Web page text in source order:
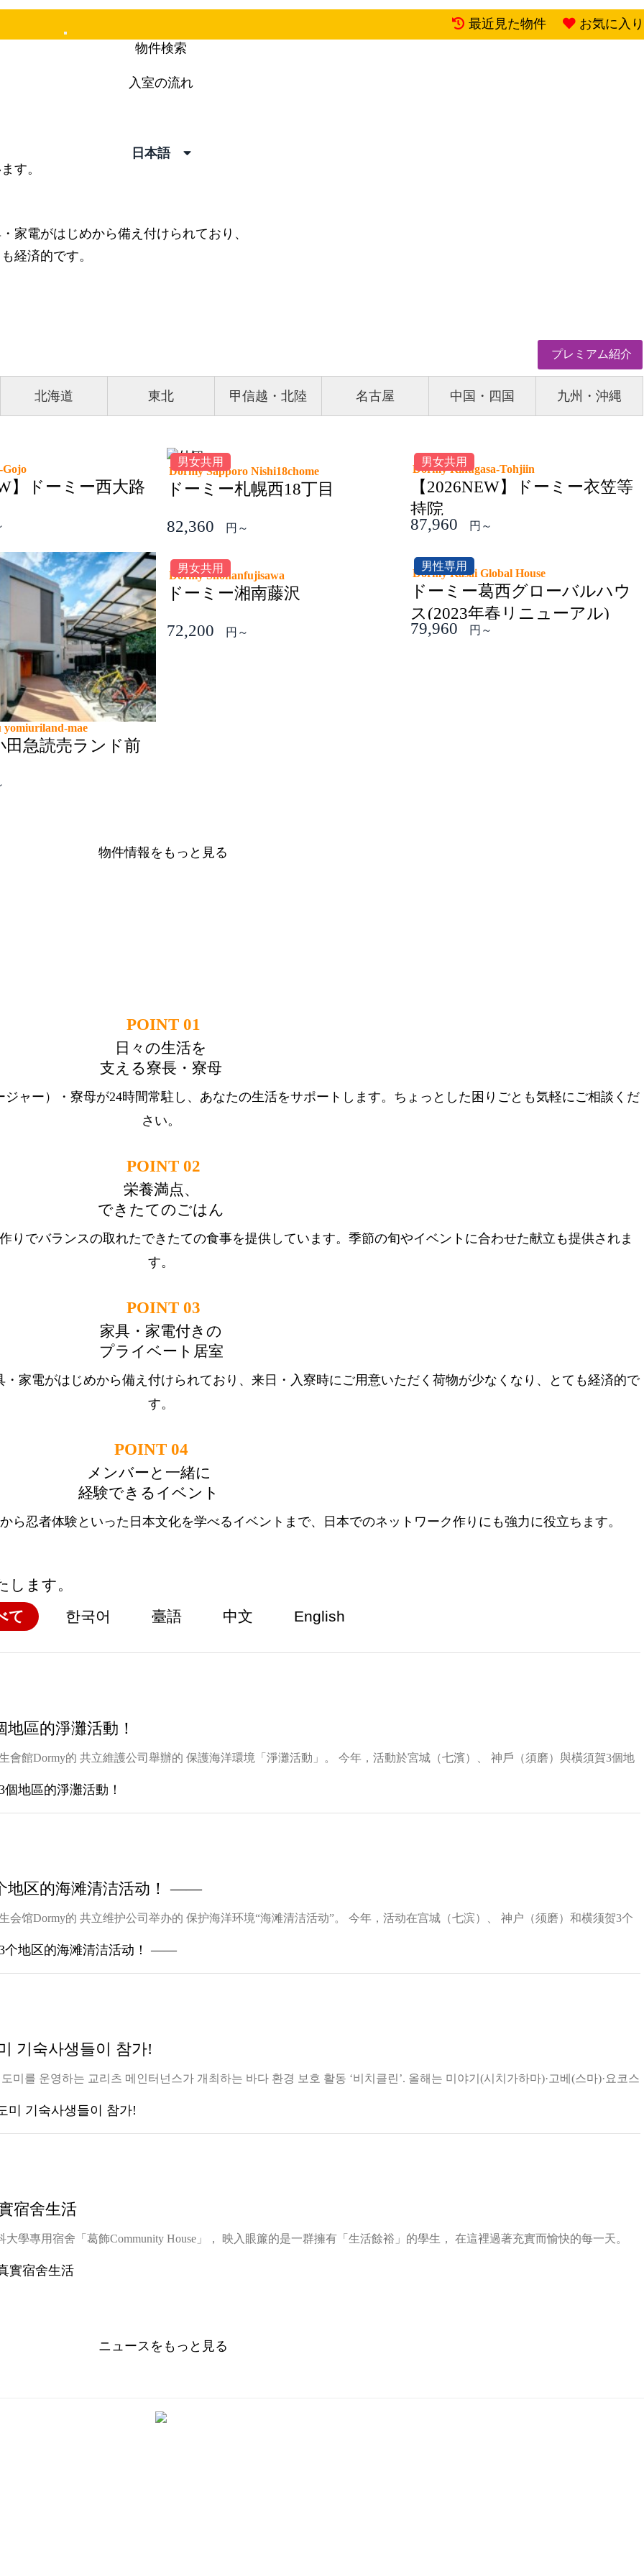
最近見た物件
お気に入り
Mobile
物件検索
入室の流れ
日本語
す。
家電がはじめから備え付けられており、
経済的です。
プレミアム紹介
北海道 東北 甲信越・北陸 名古屋 中国・四国 九州・沖縄
Dormy Minowa Net
ドーミー三ノ輪Net
男女共用
Dormy Shin-tsunashima global residence
ドーミー新綱島グローバルレ
ジデンス（食事提供無し）
48,500 円～
Dormy Higashifunabashi 2
ドーミー東船橋２
Dormy Kawaguchi
ドーミー川口
男女共用
Dormy Esaka
物件情報をもっと見る
POINT 01
日々の生活を
支える寮長・寮母
ャー）・寮母が24時間常駐し、あなたの生活をサポートします。ちょっとした困りごとも気軽にご相談くだ
さい。
POINT 02
栄養満点、
できたてのごはん
りでバランスの取れたできたての食事を提供しています。季節の旬やイベントに合わせた献立も提供されま
す。
POINT 03
家具・家電付きの
プライベート居室
家電がはじめから備え付けられており、来日・入寮時にご用意いただく荷物が少なくなり、とても経済的で
す。
POINT 04
メンバーと一緒に
経験できるイベント
忍者体験といった日本文化を学べるイベントまで、日本でのネットワーク作りにも強力に役立ちます。
ます。
て 한국어 臺語 中文 English
地區的淨灘活動！
會館Dormy的 共立維護公司舉辦的 保護海洋環境「淨灘活動」。 今年，活動於宮城（七濱）、 神戶（須磨）與橫須賀3個地
地区的海滩清洁活动！ ――
会馆Dormy的 共立维护公司举办的 保护海洋环境“海滩清洁活动”。 今年，活动在宫城（七滨）、 神户（须磨）和横须贺3个
기숙사생들이 참가!
미를 운영하는 교리츠 메인터넌스가 개최하는 바다 환경 보호 활동 ‘비치클린’. 올해는 미야기(시치가하마)·고베(스마)·요코스
宿舍生活
學專用宿舍「葛飾Community House」， 映入眼簾的是一群擁有「生活餘裕」的學生， 在這裡過著充實而愉快的每一天。
ニュースをもっと見る